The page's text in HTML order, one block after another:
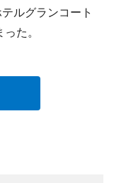
ルグランコート
た。